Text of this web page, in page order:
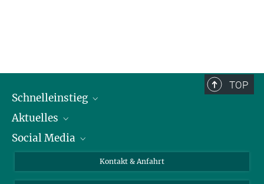
TOP
Schnelleinstieg
Personen
Pressebereich
Aktuelles
Stellenangebote
Social Media
X
Kontakt & Anfahrt